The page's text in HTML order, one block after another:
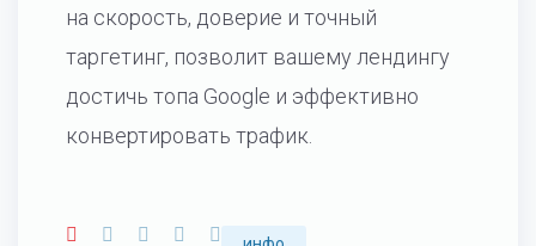
на скорость, доверие и точный
таргетинг, позволит вашему лендингу
достичь топа Google и эффективно
конвертировать трафик.